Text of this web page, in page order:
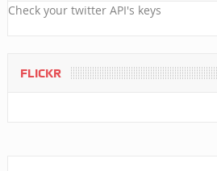
Check your twitter API's keys
FLICKR